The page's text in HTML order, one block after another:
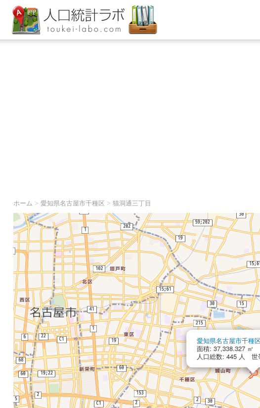
ホーム > 愛知県名古屋市千種区 > 猫洞通三丁目
愛知県名古屋市千種
面積: 37,338.327 ㎡
人口総数: 445 人 世